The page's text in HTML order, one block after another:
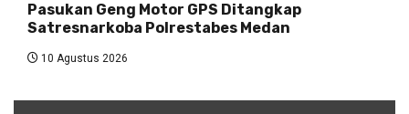
Pasukan Geng Motor GPS Ditangkap
Satresnarkoba Polrestabes Medan
10 Agustus 2026